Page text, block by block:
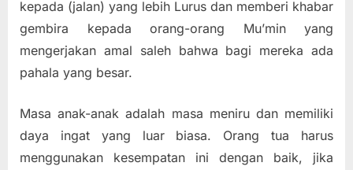
kepada (jalan) yang lebih Lurus dan memberi khabar
gembira kepada orang-orang Mu’min yang
mengerjakan amal saleh bahwa bagi mereka ada
pahala yang besar.
Masa anak-anak adalah masa meniru dan memiliki
daya ingat yang luar biasa. Orang tua harus
menggunakan kesempatan ini dengan baik, jika